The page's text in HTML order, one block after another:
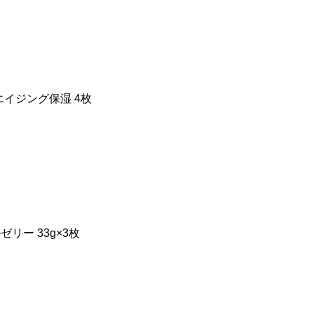
ジング保湿 4枚
リー 33g×3枚